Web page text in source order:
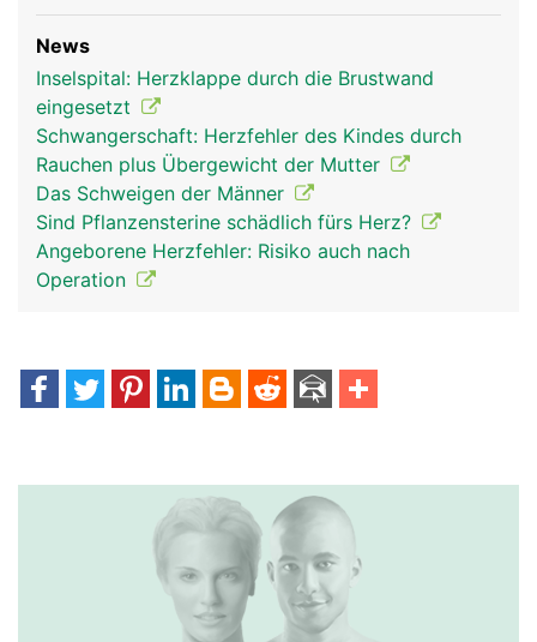
News
Inselspital: Herzklappe durch die Brustwand
eingesetzt
Schwangerschaft: Herzfehler des Kindes durch
Rauchen plus Übergewicht der Mutter
Das Schweigen der Männer
Sind Pflanzensterine schädlich fürs Herz?
Angeborene Herzfehler: Risiko auch nach
Operation